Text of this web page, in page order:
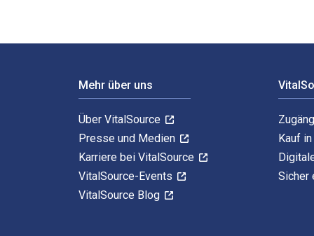
Mehr über uns
Über VitalSource
Presse und Medien
Karriere bei VitalSource
VitalSource-Events
VitalSource Blog
Kauf
Sicher